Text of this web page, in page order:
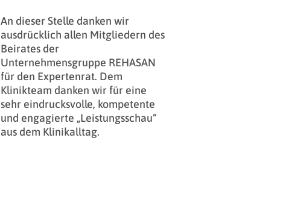
An dieser Stelle danken wir
ausdrücklich allen Mitgliedern des
Beirates der
Unternehmensgruppe REHASAN
für den Expertenrat. Dem
Klinikteam danken wir für eine
sehr eindrucksvolle, kompetente
und engagierte „Leistungsschau“
aus dem Klinikalltag.